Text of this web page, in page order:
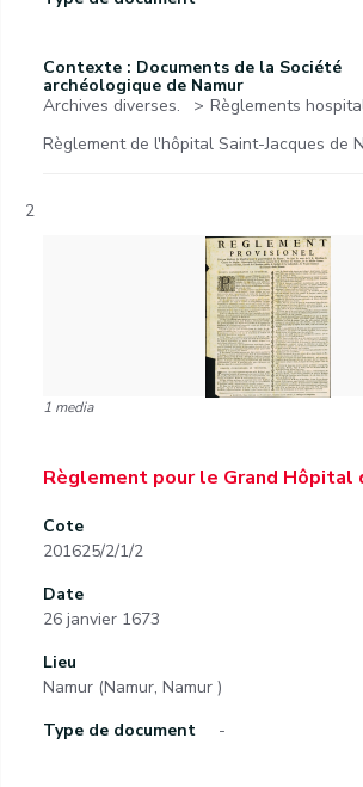
Contexte : Documents de la Société
archéologique de Namur
Archives diverses.
Règlements
Règlement de l'hôpital Saint-Jacques de
2
1 media
Règlement pour le Grand Hôpital
Cote
201625/2/1/2
Date
26 janvier 1673
Lieu
Namur (Namur, Namur )
Type de document
-